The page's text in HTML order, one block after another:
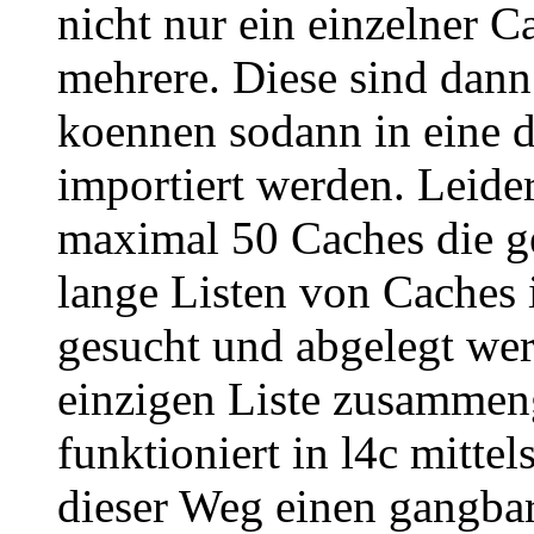
nicht nur ein einzelner
mehrere. Diese sind
koennen sodann in eine
importiert werden.
maximal 50 Caches die
lange Listen von Caches
gesucht und abgelegt
einzigen Liste
funktioniert in l4c
dieser Weg einen